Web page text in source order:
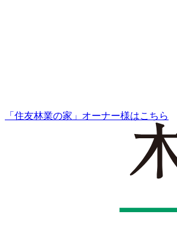
「住友林業の家」オーナー様はこちら